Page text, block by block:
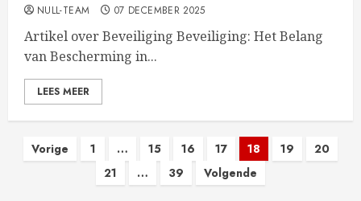
NULL-TEAM 07 DECEMBER 2025
Artikel over Beveiliging Beveiliging: Het Belang
van Bescherming in...
LEES MEER
Berichten
paginering
Vorige 1 … 15 16 17 18 19
20
21
… 39 Volgende